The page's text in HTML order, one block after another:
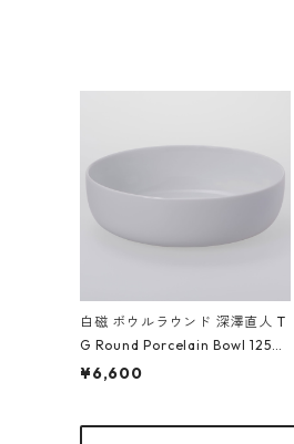
白磁 ボウルラウンド 深澤直人 T
G Round Porcelain Bowl 1250
ml ティージー 磁器 ラウンドボ
¥6,600